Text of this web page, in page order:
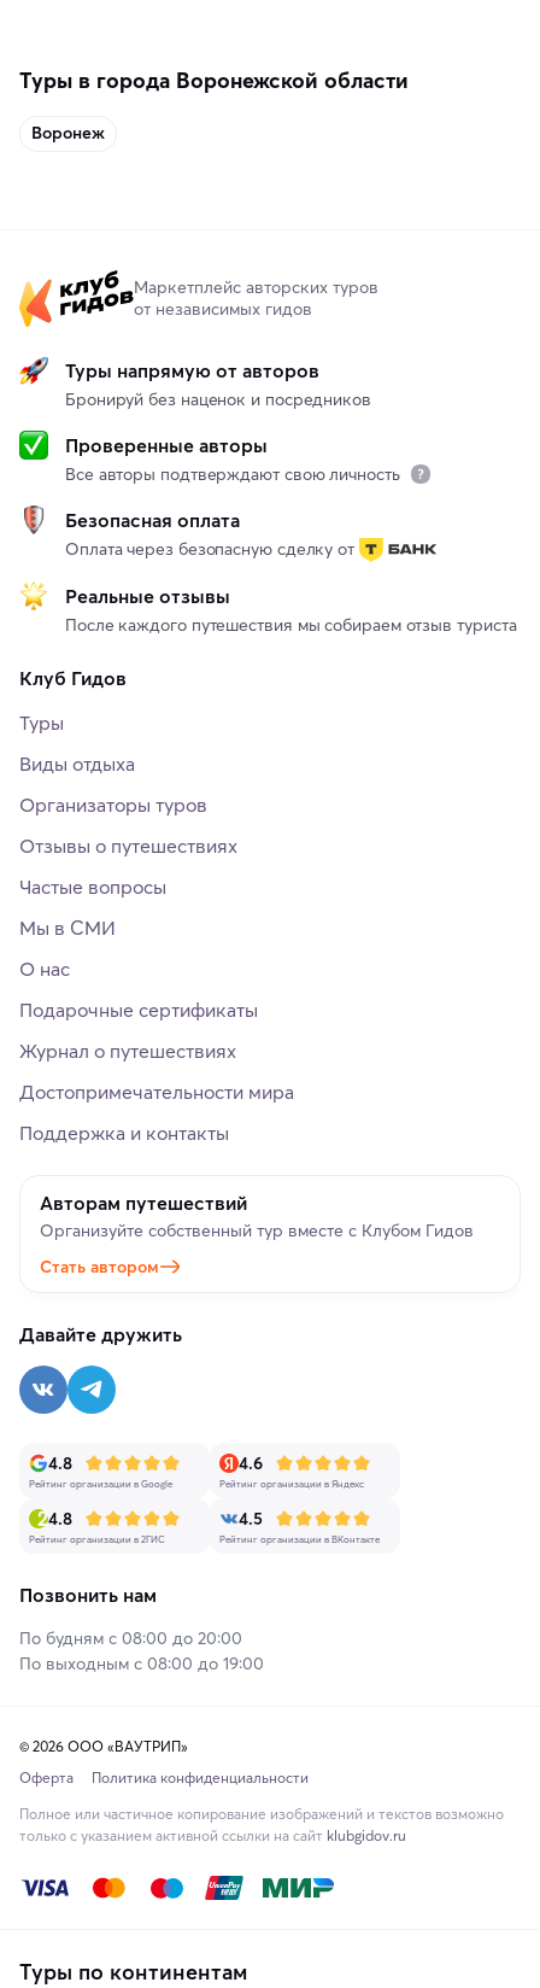
Туры в города Воронежской области
Воронеж
Маркетплейс авторских туров
от независимых гидов
Туры напрямую от авторов
Бронируй без наценок и посредников
Проверенные авторы
Все авторы подтверждают свою личность
Безопасная оплата
Оплата через безопасную сделку от
Реальные отзывы
После каждого путешествия мы собираем отзыв туриста
Клуб Гидов
Туры
Виды отдыха
Организаторы туров
Отзывы о путешествиях
Частые вопросы
Мы в СМИ
О нас
Подарочные сертификаты
Журнал о путешествиях
Достопримечательности мира
Поддержка и контакты
Авторам путешествий
Организуйте собственный тур вместе с Клубом Гидов
Стать автором
Давайте дружить
4.8
Рейтинг организации в Google
4.6
Рейтинг организации в Яндекс
4.8
Рейтинг организации в 2ГИС
4.5
Рейтинг организации в ВКонтакте
Позвонить нам
По будням с 08:00 до 20:00
По выходным с 08:00 до 19:00
© 2026 ООО «ВАУТРИП»
Оферта
Политика конфиденциальности
Полное или частичное копирование изображений и текстов возможно
только с указанием активной ссылки на сайт klubgidov.ru
Туры по континентам